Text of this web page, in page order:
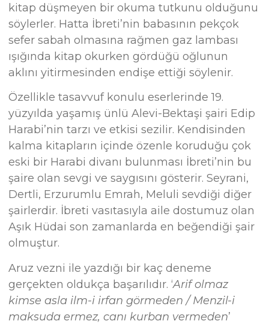
kitap düşmeyen bir okuma tutkunu olduğunu
söylerler. Hatta İbreti’nin babasının pekçok
sefer sabah olmasına rağmen gaz lambası
ışığında kitap okurken gördüğü oğlunun
aklını yitirmesinden endişe ettiği söylenir.
Özellikle tasavvuf konulu eserlerinde 19.
yüzyılda yaşamış ünlü Alevi-Bektaşi şairi Edip
Harabi’nin tarzı ve etkisi sezilir. Kendisinden
kalma kitapların içinde özenle koruduğu çok
eski bir Harabi divanı bulunması İbreti’nin bu
şaire olan sevgi ve saygısını gösterir. Seyrani,
Dertli, Erzurumlu Emrah, Meluli sevdiği diğer
şairlerdir. İbreti vasıtasıyla aile dostumuz olan
Aşık Hüdai son zamanlarda en beğendiği şair
olmuştur.
Aruz vezni ile yazdığı bir kaç deneme
gerçekten oldukça başarılıdır. ‘Arif olmaz
kimse asla ilm-i irfan görmeden / Menzil-i
maksuda ermez, canı kurban vermeden’